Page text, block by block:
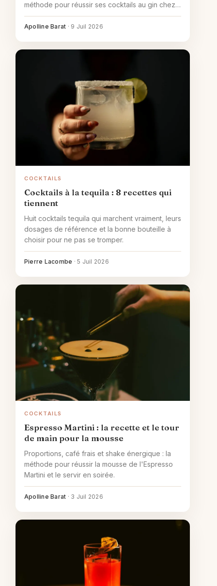
méthode pour réussir ses cocktails au gin chez
soi.
Apolline Barat · 9 Juil 2026
COCKTAILS
Cocktails à la tequila : 8 recettes qui
tiennent
Huit cocktails tequila qui marchent vraiment, leurs
dosages de référence et la bonne bouteille à
choisir pour ne pas se tromper.
Pierre Lacombe ·5 Juil 2026
COCKTAILS
Espresso Martini : la recette et le tour
de main pour la mousse
Proportions, café frais et shake énergique : la
méthode pour réussir la mousse de l'Espresso
Martini et le servir en soirée.
Apolline Barat · 3 Juil 2026